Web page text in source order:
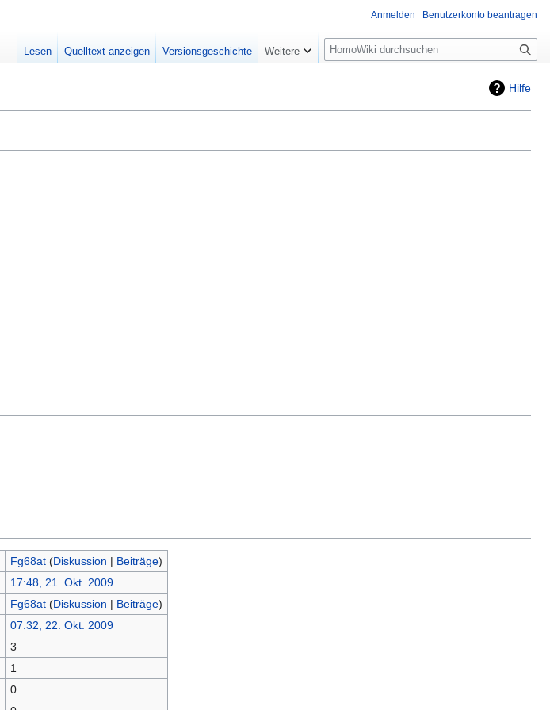
Hilfe
Fg68at (Diskussion | Beiträge)
17:48, 21. Okt. 2009
Fg68at (Diskussion | Beiträge)
07:32, 22. Okt. 2009
3
1
0
Anmelden Benutzerkonto beantragen
Lesen Quelltext anzeigen Versionsgeschichte Weitere
Suche